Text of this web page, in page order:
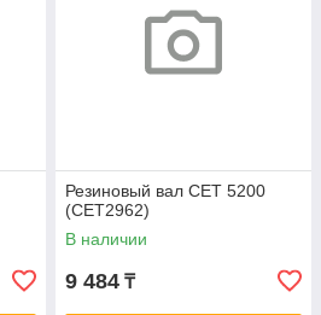
Резиновый вал CET 5200
(CET2962)
В наличии
9 484 ₸